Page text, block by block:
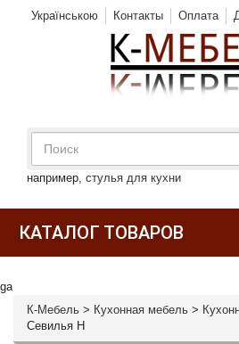
Українською Контакты Оплата
например, стулья для кухни
КАТАЛОГ ТОВАРОВ
ga
К-Мебель > Кухонная мебель >
Севилья Н